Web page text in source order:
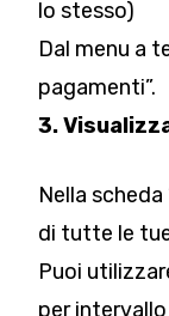
lo stesso)
Dal menu a
pagamenti”.
3.
Nella
di tutte le
Puoi
per